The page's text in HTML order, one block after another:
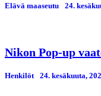
Elävä maaseutu 24.
Nikon Pop-up
Henkilöt 24. kesäkuuta,